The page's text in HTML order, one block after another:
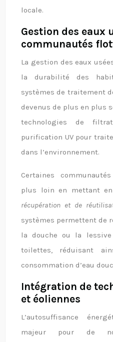
locale.
Gestion des eaux
communautés
La gestion des eaux
la durabilité des
systèmes de traitement
devenus de plus en plus
technologies de
purification UV pour
dans l’environnement.
Certaines
plus loin en mettant
récupération et de
systèmes permettent de
la douche ou la
toilettes, réduisant
consommation d’eau
Intégration de
et éoliennes
L’autosuffisance
majeur pour de